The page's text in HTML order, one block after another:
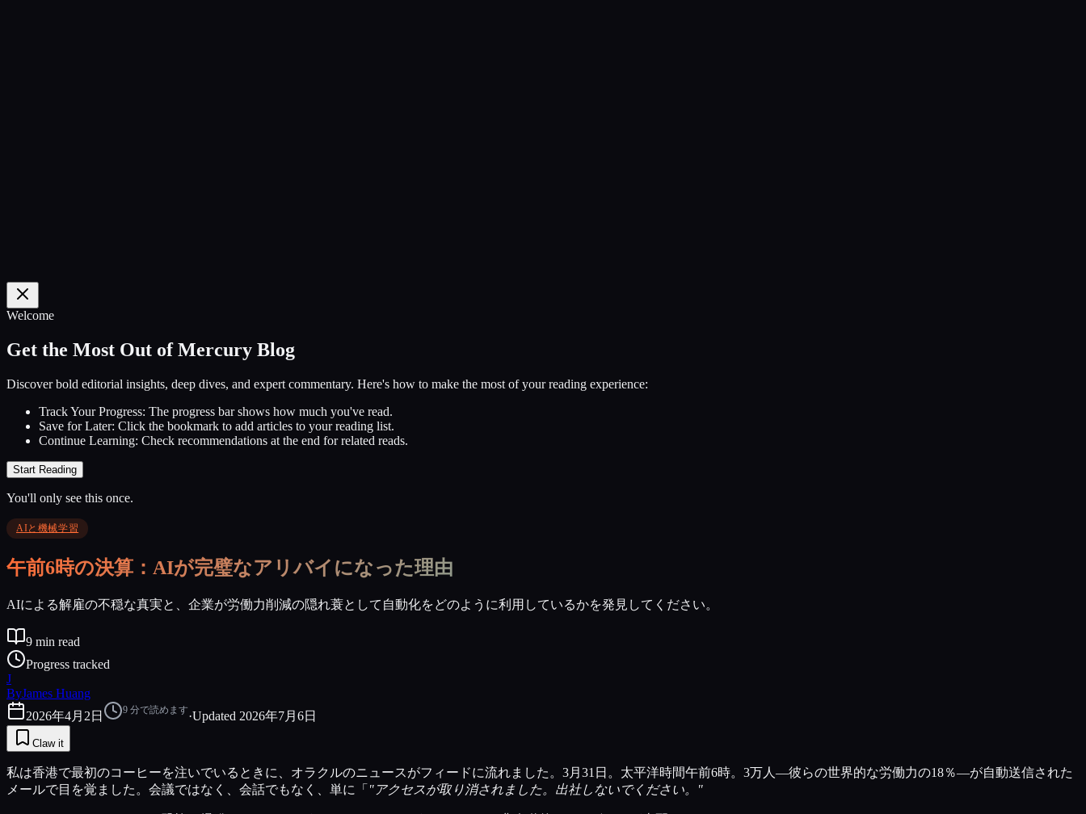
%
Welcome
Get the Most Out of Mercury Blog
Discover bold editorial insights, deep dives, and expert commentary. Here's how to make the most of your reading experience:
Track Your Progress: The progress bar shows how much you've read.
Save for Later: Click the bookmark to add articles to your reading list.
Continue Learning: Check recommendations at the end for related reads.
Start Reading
You'll only see this once.
AIと機械学習
午前6時の決算：AIが完璧なアリバイになった理由
AIによる解雇の不穏な真実と、企業が労働力削減の隠れ蓑として自動化をどのように利用しているかを発見してください。
9 min read
Progress tracked
J
ByJames Huang
2026年4月2日
9 分で読めます·Updated 2026年7月6日
Claw it
私は香港で最初のコーヒーを注いでいるときに、オラクルのニュースがフィードに流れました。3月31日。太平洋時間午前6時。3万人—彼らの世界的な労働力の18％—が自動送信された
メールで目を覚ました。会議ではなく、会話でもなく、単に「 "アクセスが取り消されました。出社しないでください。"